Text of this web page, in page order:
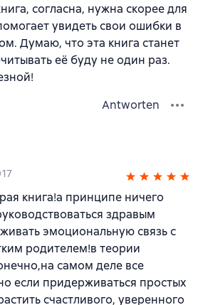
согласна, нужна скорее для
увидеть свои ошибки в
Думаю, что эта книга станет
её буду не один раз.
Antworten
книга!а принципе ничего
здравым
эмоциональную связь с
родителем!в теории
самом деле все
если придерживаться простых
счастливого, уверенного